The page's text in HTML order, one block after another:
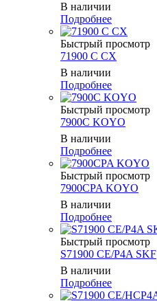
В наличии
Подробнее
Быстрый просмотр
71900 C CX
В наличии
Подробнее
Быстрый просмотр
7900C KOYO
В наличии
Подробнее
Быстрый просмотр
7900CPA KOYO
В наличии
Подробнее
Быстрый просмотр
S71900 CE/P4A SKF
В наличии
Подробнее